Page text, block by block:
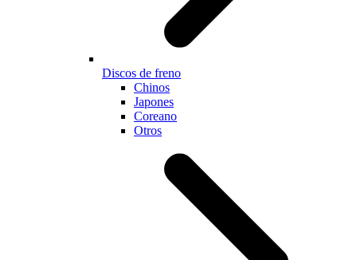
Discos de freno
Chinos
Japones
Coreano
Otros